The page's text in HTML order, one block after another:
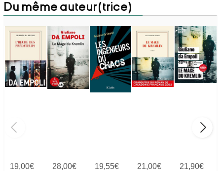
Du même auteur(trice)
19,00€ 28,00€ 19,55€ 21,00€ 21,90€